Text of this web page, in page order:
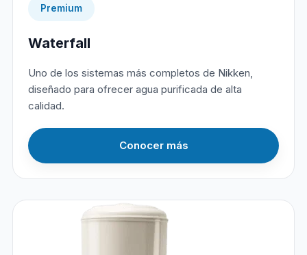
Premium
Waterfall
Uno de los sistemas más completos de Nikken,
diseñado para ofrecer agua purificada de alta
calidad.
Conocer más